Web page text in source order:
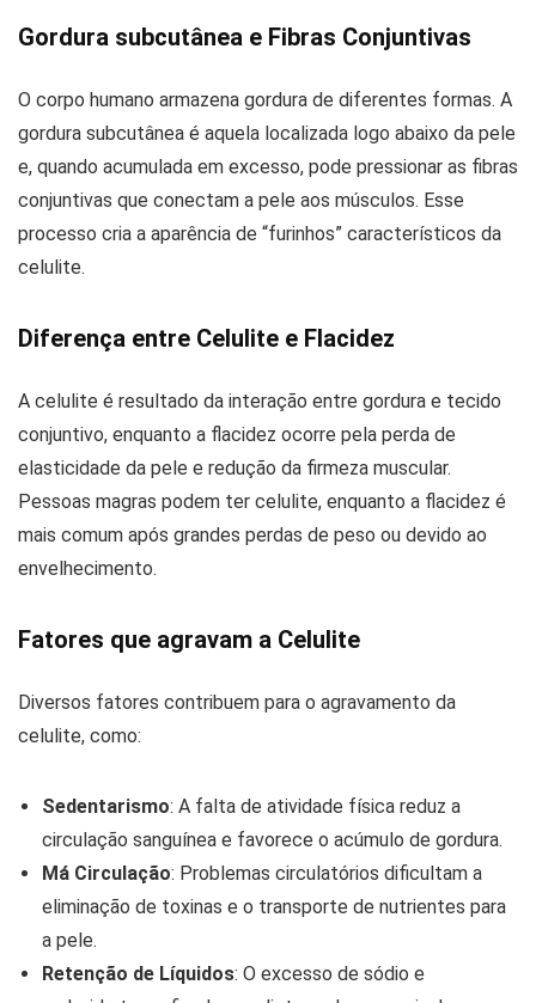
Gordura subcutânea e Fibras Conjuntivas
O corpo humano armazena gordura de diferentes formas. A
gordura subcutânea é aquela localizada logo abaixo da pele
e, quando acumulada em excesso, pode pressionar as fibras
conjuntivas que conectam a pele aos músculos. Esse
processo cria a aparência de “furinhos” característicos da
celulite.
Diferença entre Celulite e Flacidez
A celulite é resultado da interação entre gordura e tecido
conjuntivo, enquanto a flacidez ocorre pela perda de
elasticidade da pele e redução da firmeza muscular.
Pessoas magras podem ter celulite, enquanto a flacidez é
mais comum após grandes perdas de peso ou devido ao
envelhecimento.
Fatores que agravam a Celulite
Diversos fatores contribuem para o agravamento da
celulite, como:
Sedentarismo: A falta de atividade física reduz a
circulação sanguínea e favorece o acúmulo de gordura.
Má Circulação: Problemas circulatórios dificultam a
eliminação de toxinas e o transporte de nutrientes para
a pele.
Retenção de Líquidos: O excesso de sódio e